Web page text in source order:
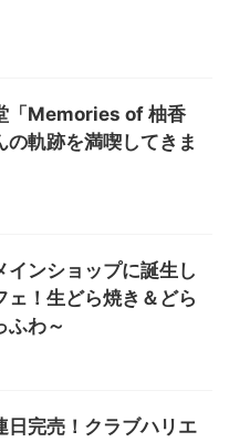
「Memories of 柚香
の軌跡を満喫してきま
インショップに誕生し
ェ！生どら焼き＆どら
ふわ～
日完売！クラブハリエ